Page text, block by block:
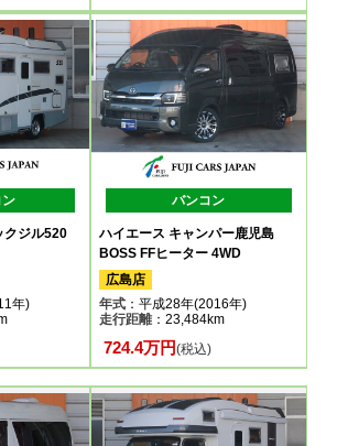
クジル520
年)
バンコン
ハイエース キャンパー鹿児島
BOSS FFヒーター 4WD
広島店
年式：平成28年(2016年)
走行距離：23,484km
724.4万円(税込)